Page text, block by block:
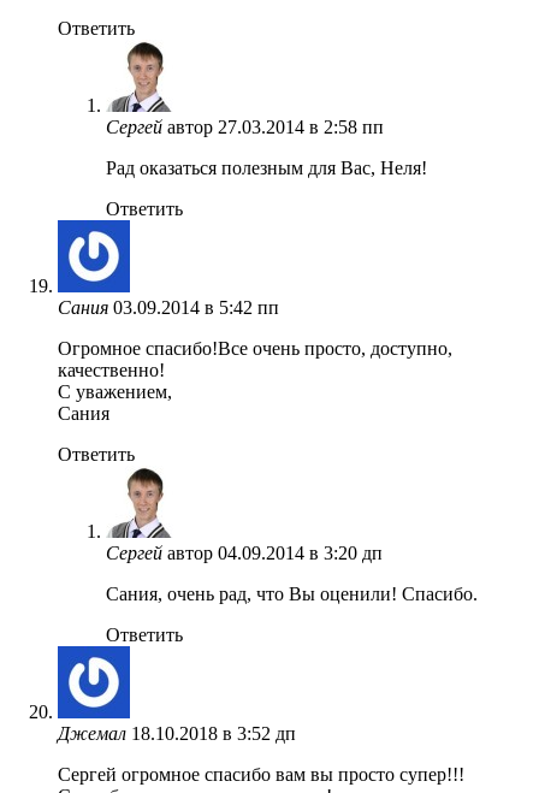
Ответить
Сергей автор 27.03.2014 в 2:58 пп
Рад оказаться полезным для Вас, Неля!
Ответить
Cания 03.09.2014 в 5:42 пп
Огромное спасибо!Все очень просто, доступно,
качественно!
С уважением,
Сания
Ответить
Сергей автор 04.09.2014 в 3:20 дп
Сания, очень рад, что Вы оценили! Спасибо.
Ответить
Джемал 18.10.2018 в 3:52 дп
Сергей огромное спасибо вам вы просто супер!!!